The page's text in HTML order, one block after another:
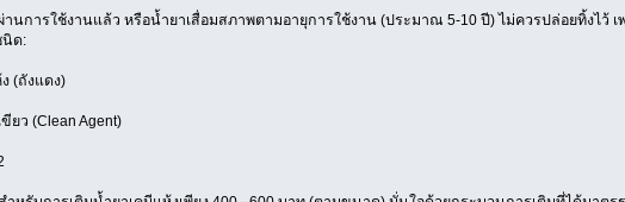
านการใช้งานแล้ว หรือน้ำยาเสื่อมสภาพตามอายุการใช้งาน (ประมาณ 5-10 ปี) ไม่ควรปล่อยทิ้งไว้ เ
นิด:
(ถังแดง)
ยว (Clean Agent)